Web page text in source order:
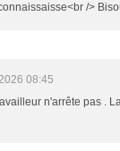
/>
08:45
n'arrête pas .